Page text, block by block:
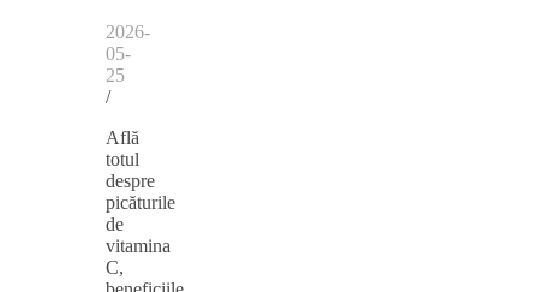
2026-
05-
25
/
Află
totul
despre
picăturile
de
vitamina
C,